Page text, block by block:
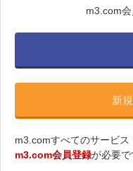
m3.com
新
m3.comすべてのサービス
m3.com会員登録が必要で